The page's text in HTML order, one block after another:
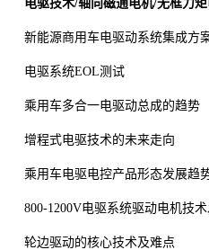
电驱技术/轴向磁通电机/无框力
新能源商用车电驱动系统集成方
电驱系统EOL测试
乘用车多合一电驱动总成的趋势
增程式电驱技术的未来走向
乘用车电驱电控产品形态发展趋
800-1200V电驱系统驱动电机技
轮边驱动的核心技术及难点